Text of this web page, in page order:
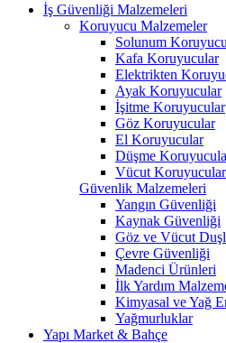
İş Güvenliği Malzemeleri
Koruyucu Malzemeler
Solunum
Kafa Koruyucular
Elektrikten
Ayak Koruyucular
İşitme Koruyucular
Göz Koruyucular
El Koruyucular
Düşme
Vücut Koruyucular
Güvenlik Malzemeleri
Yangın Güvenliği
Kaynak Güvenliği
Göz ve Vücut
Çevre Güvenliği
Madenci Ürünleri
İlk Yardım
Kimyasal ve Yağ
Yağmurluklar
Yapı Market & Bahçe